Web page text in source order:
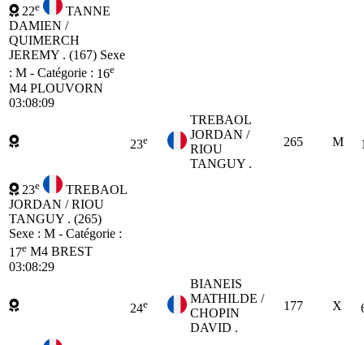
22e
TANNE
DAMIEN /
QUIMERCH
JEREMY . (167) Sexe
: M - Catégorie : 16e
M4 PLOUVORN
03:08:09
23e
TREBAOL
JORDAN /
RIOU
TANGUY .
265 M
23e
TREBAOL
JORDAN / RIOU
TANGUY . (265)
Sexe : M - Catégorie :
17e M4 BREST
03:08:29
24e
BIANEIS
MATHILDE /
CHOPIN
DAVID .
177 X